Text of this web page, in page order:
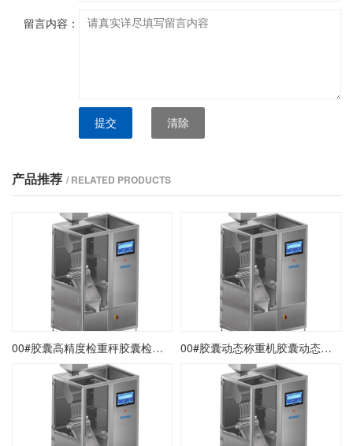
留言内容：
提交 清除
产品推荐 / RELATED PRODUCTS
00#胶囊高精度检重秤胶囊检重剔除秤胶囊在线检重分选秤 00#胶囊动态称重机胶囊动态检重机胶囊检重剔除称重机